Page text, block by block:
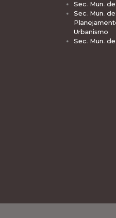
Sec. Mun.
Sec. Mun. de
Urbanismo
Sec. Mun.